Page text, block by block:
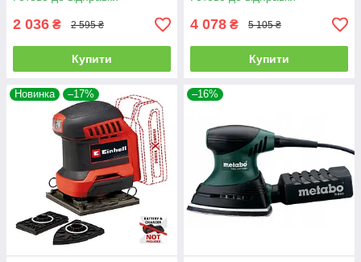
2 036 ₴ 2 595 ₴
Купити
4 078 ₴ 5 105 ₴
Купити
Новинка –17% –16%